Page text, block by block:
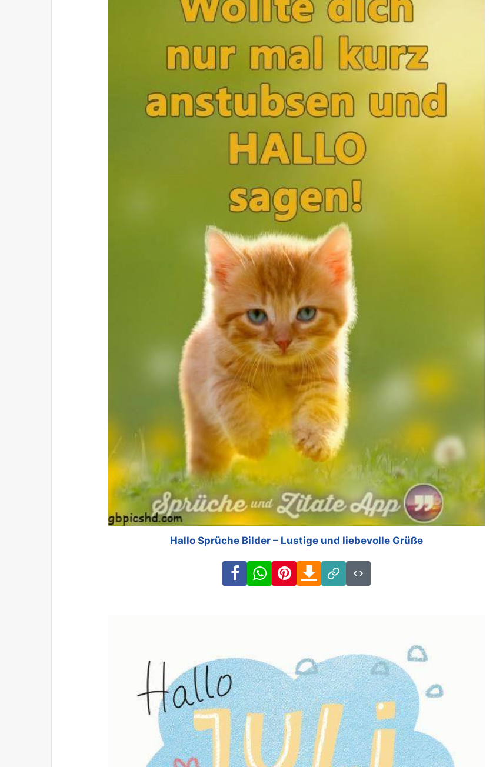
Hallo Sprüche Bilder – Lustige und liebevolle Grüße
FacebookWhatsAppPinterestDownload
Link